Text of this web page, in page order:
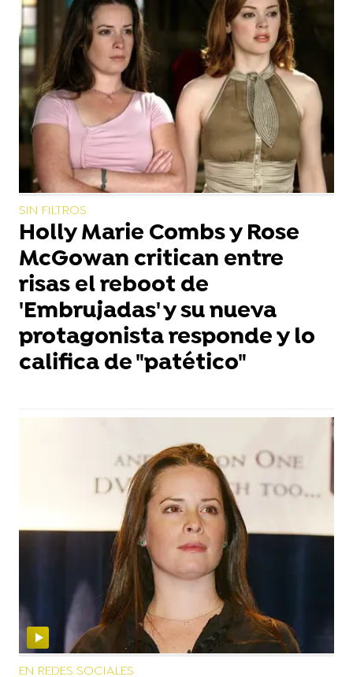
SIN FILTROS
Holly Marie Combs y Rose
McGowan critican entre
risas el reboot de
'Embrujadas' y su nueva
protagonista responde y lo
califica de "patético"
EN REDES SOCIALES